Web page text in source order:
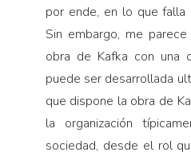
por ende, en lo que falla
Sin embargo, me
obra de Kafka con una
puede ser desarrollada
que dispone la obra de
la organización
sociedad, desde el rol